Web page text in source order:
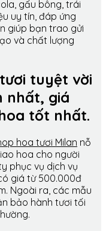
gấu bông, trái
uy tín, đáp ứng
giúp bạn trao gửi
và chất lượng
tuyệt vời
nhất, giá
tốt nhất.
hoa tươi Milan nỗ
hoa cho người
phục vụ dịch vụ
giá từ 500.000đ
Ngoài ra, các mẫu
bảo hành tươi tối